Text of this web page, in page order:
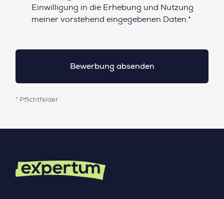
Einwilligung in die Erhebung und Nutzung
meiner vorstehend eingegebenen Daten.*
* Pflichtfelder